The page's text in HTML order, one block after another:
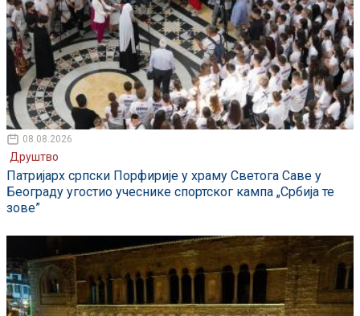
08.08.2026
Друштво
Патријарх српски Порфирије у храму Светога Саве у
Београду угостио учеснике спортског кампа „Србија те
зове”